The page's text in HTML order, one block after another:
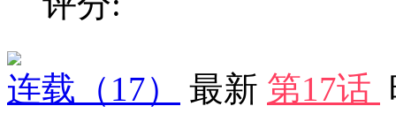
连载 （17） 最新 第17话